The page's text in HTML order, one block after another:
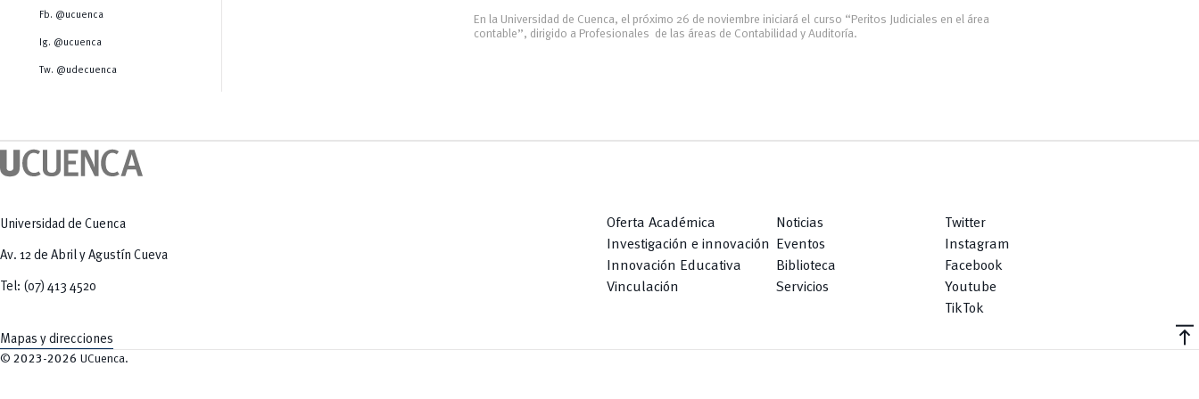
Tecnologías
Radio Universitaria
Sostenibilidad
Fb. @ucuenca
Ig. @ucuenca
Tw. @udecuenca
En la Universidad de Cuenca, el próximo 26 de noviembre iniciará el curso “Peritos Judiciales en el área
contable”, dirigido a Profesionales de las áreas de Contabilidad y Auditoría.
Universidad de Cuenca
Av. 12 de Abril y Agustín Cueva
Tel: (07) 413 4520
Mapas y direcciones
Oferta Académica
Investigación e innovación
Innovación Educativa
Vinculación
Noticias
Eventos
Biblioteca
Servicios
Twitter
Instagram
Facebook
Youtube
TikTok
vertical_align_top
© 2023-2026 UCuenca.